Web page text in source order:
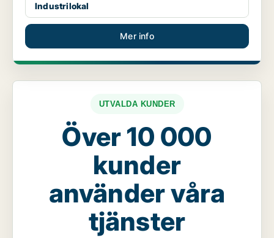
Industrilokal
Mer info
UTVALDA KUNDER
Över 10 000
kunder
använder våra
tjänster